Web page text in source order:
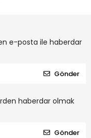
e-posta ile haberdar
Gönder
haberdar olmak
Gönder